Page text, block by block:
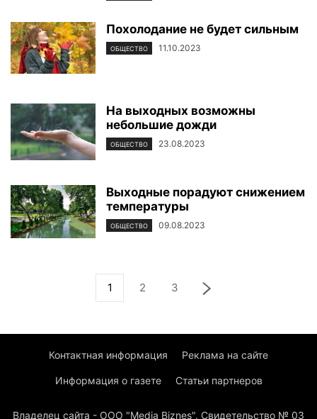
Похолодание не будет сильным
ОБЩЕСТВО 11.10.2023
На выходных возможны
небольшие дожди
ОБЩЕСТВО 23.08.2023
Выходные порадуют снижением
температуры
ОБЩЕСТВО 09.08.2023
1 2 3
Контактная информация Реклама на сайте
Информация о газете Статьи партнеров
Владелец сайта - ООО "Media Biznes". Свидетельство № 03